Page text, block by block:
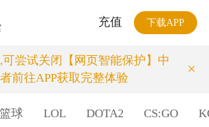
充值 下载APP
尝试关闭【网页智能保护】中
前往APP获取完整体验
×
篮球 LOL DOTA2 CS:GO